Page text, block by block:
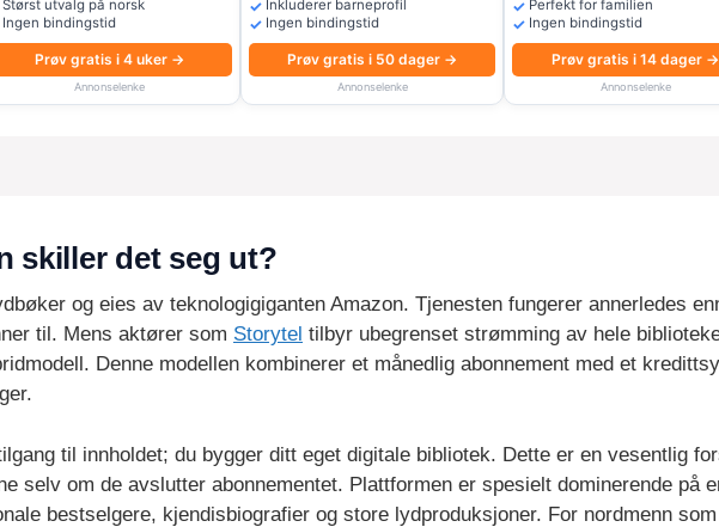
Størst utvalg på norsk
Ingen bindingstid
Prøv gratis i 4 uker →
Annonselenke
Inkluderer barneprofil
Ingen bindingstid
Prøv gratis i 50 dager →
Annonselenke
Perfekt for familien
Ingen bindingstid
Prøv gratis i 14 dager →
Annonselenke
skiller det seg ut?
og eies av teknologigiganten Amazon. Tjenesten fungerer annerledes
til. Mens aktører som Storytel tilbyr ubegrenset strømming av hele
Denne modellen kombinerer et månedlig abonnement med et
til innholdet; du bygger ditt eget digitale bibliotek. Dette er en vesentlig
selv om de avslutter abonnementet. Plattformen er spesielt dominerende på
bestselgere, kjendisbiografier og store lydproduksjoner. For nordmenn